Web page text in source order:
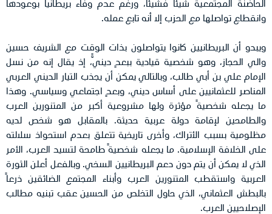
الحاضنة المجتمعية شيئاً فشيئاً، ورغم عدم وفاء بريطانيا بوعودها
وانقطاع تواصلها مع الحزب إلا أنه تابع عمله.
ويبدو أن البريطانيين كانوا يتواصلون بذات الوقت مع الشريف حسين
والي الحجاز، وهو شخصية قيادية ببعدٍ دينيًّ، إذ يقال إنه من نسل
الإمام علي بن أبي طالب، وبالتالي يمكن أن يجذب التيار الديني العربي
المناصر للعثمانيين على أساس ديني، وبعدٍ اجتماعي وسياسي. وهذا
ما يجعله شخصيةً مؤثرة ولها مشروعية أكبر من المتنورين العرب
والطامحين لإقامة دولة عربية حديثة. بالمقابل هو شخص لديه
مظلومية بسبب الأتراك، وأخرى تاريخية تتعلق بعدم استحواذ سلالته
على الخلافة الإسلامية. ما يجعله شخصيةً طامحة لتسيد العرب، الأمر
الذي لا يمكن أن يتم دون دعم البريطانيين السخي. وبالفعل أعلن الثورة
العربية واستقطب المتنورين العرب وأبناء المجتمع الضائقين ذرعاً
بالبطش العثماني، الذي حاول التخلص من الحسين عقب تبنيه مطالب
الإصلاحيين العرب.